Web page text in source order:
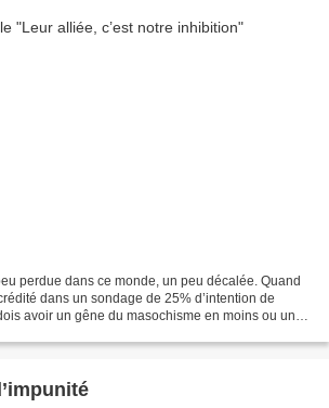
perdue dans ce monde, un peu décalée. Quand
dans un sondage de 25% d’intention de
avoir un gêne du masochisme en moins ou un